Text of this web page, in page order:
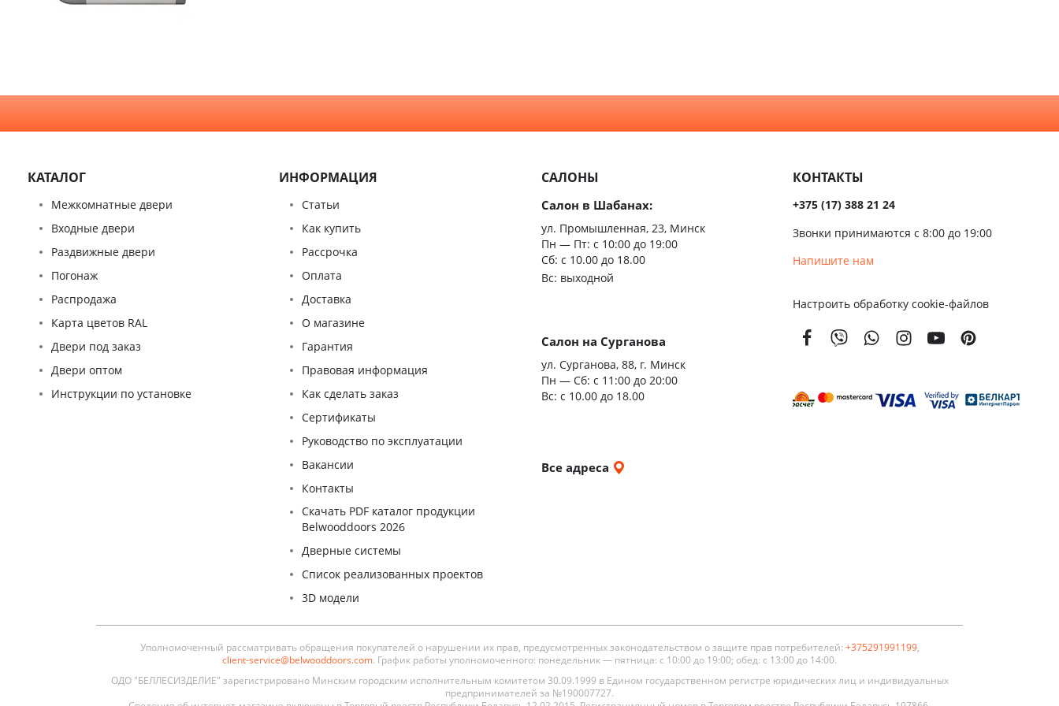
Филенчатые
Двери
повышенной
КАТАЛОГ
Межкомнатные двери
Входные двери
Раздвижные двери
Погонаж
Распродажа
Карта цветов RAL
Двери под заказ
Двери оптом
Инструкции по установке
ИНФОРМАЦИЯ
Статьи
Как купить
Рассрочка
Оплата
Доставка
О магазине
Гарантия
Правовая информация
Как сделать заказ
Сертификаты
Pуководство по эксплуатации
Вакансии
Контакты
Скачать PDF каталог продукции
Belwooddoors 2026
Дверные системы
Список реализованных проектов
3D модели
САЛОНЫ
Салон в Шабанах:
ул. Промышленная, 23, Минск
Пн — Пт: с 10:00 до 19:00
Сб: с 10.00 до 18.00
Вс: выходной
Салон на Сурганова
ул. Сурганова, 88, г. Минск
Пн — Сб: с 11:00 до 20:00
Вс: с 10.00 до 18.00
Все адреса
КОНТАКТЫ
+375 (17) 388 21 24
Звонки принимаются с 8:00 до 19:00
Напишите нам
Настроить обработку cookie-файлов
Уполномоченный рассматривать обращения покупателей о нарушении их прав, предусмотренных законодательством о защите прав потребителей: +375291991199,
client-service@belwooddoors.com. График работы уполномоченного: понедельник — пятница: с 10:00 до 19:00; обед: с 13:00 до 14:00.
ОДО "БЕЛЛЕСИЗДЕЛИЕ" зарегистрировано Минским городским исполнительным комитетом 30.09.1999 в Едином государственном регистре юридических лиц и индивидуальных
предпринимателей за №190007727.